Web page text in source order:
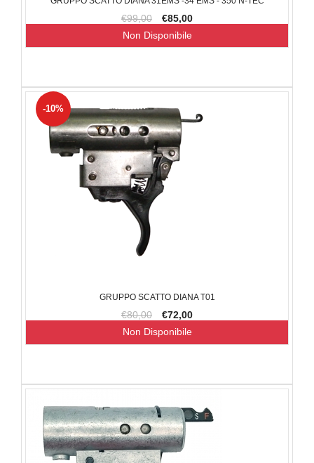
€99,00
€85,00
Non Disponibile
GRUPPO SCATTO DIANA T01
€80,00 €72,00
-10%
Non Disponibile